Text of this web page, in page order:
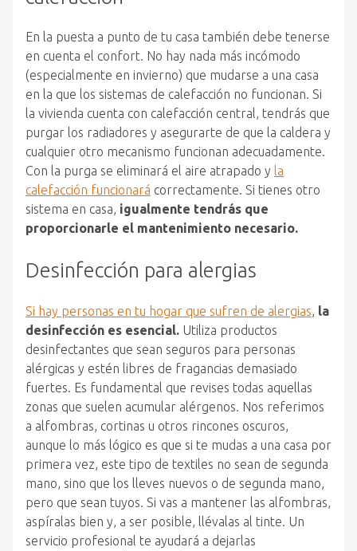
En la puesta a punto de tu casa también debe tenerse
en cuenta el confort. No hay nada más incómodo
(especialmente en invierno) que mudarse a una casa
en la que los sistemas de calefacción no funcionan. Si
la vivienda cuenta con calefacción central, tendrás que
purgar los radiadores y asegurarte de que la caldera y
cualquier otro mecanismo funcionan adecuadamente.
Con la purga se eliminará el aire atrapado y la
calefacción funcionará correctamente. Si tienes otro
sistema en casa, igualmente tendrás que
proporcionarle el mantenimiento necesario.
Desinfección para alergias
Si hay personas en tu hogar que sufren de alergias la
desinfección es esencial. Utiliza productos
desinfectantes que sean seguros para personas
alérgicas y estén libres de fragancias demasiado
fuertes. Es fundamental que revises todas aquellas
zonas que suelen acumular alérgenos. Nos referimos
a alfombras, cortinas u otros rincones oscuros,
aunque lo más lógico es que si te mudas a una casa por
primera vez, este tipo de textiles no sean de segunda
mano, sino que los lleves nuevos o de segunda mano,
pero que sean tuyos. Si vas a mantener las alfombras,
aspíralas bien y, a ser posible, llévalas al tinte. Un
servicio profesional te ayudará a dejarlas